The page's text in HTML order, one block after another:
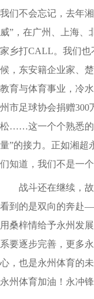
我们不会忘记，去年
威”，在广州、上海、
家乡打CALL。我们也
候，东安籍企业家、
教育与体育事业，冷
州市足球协会捐赠300
松……这一个个熟悉的
量”的接力。正如湘超
们知道，我们不是一
战斗还在继续，
看到的是双向的奔赴
用桑梓情给予永州发
系要逐步完善，更多
心，也是永州体育的
永州体育加油！永冲锋